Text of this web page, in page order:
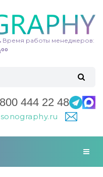
Время работы менеджеров:
00
444 22 48